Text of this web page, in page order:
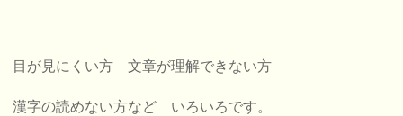
目が見にくい方 文章が理解できない方
漢字の読めない方など いろいろです。